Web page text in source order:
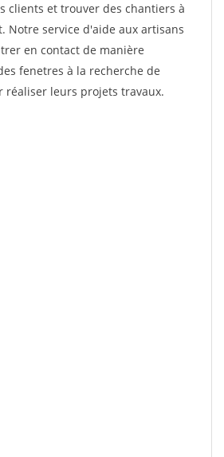
clients et trouver des chantiers à
Notre service d'aide aux artisans
en contact de manière
fenetres à la recherche de
réaliser leurs projets travaux.